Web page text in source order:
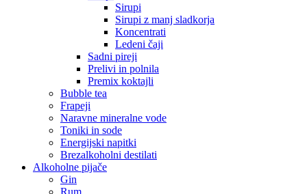
Sirupi
Sirupi z manj sladkorja
Koncentrati
Ledeni čaji
Sadni pireji
Prelivi in polnila
Premix koktajli
Bubble tea
Frapeji
Naravne mineralne vode
Toniki in sode
Energijski napitki
Brezalkoholni destilati
Alkoholne pijače
Gin
Rum